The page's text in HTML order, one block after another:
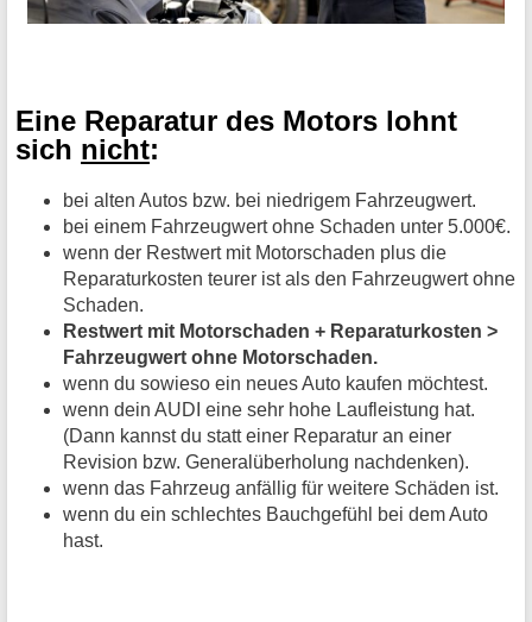
Eine Reparatur des Motors lohnt
sich nicht:
bei alten Autos bzw. bei niedrigem Fahrzeugwert.
bei einem Fahrzeugwert ohne Schaden unter 5.000€.
wenn der Restwert mit Motorschaden plus die
Reparaturkosten teurer ist als den Fahrzeugwert ohne
Schaden.
Restwert mit Motorschaden + Reparaturkosten >
Fahrzeugwert ohne Motorschaden.
wenn du sowieso ein neues Auto kaufen möchtest.
wenn dein AUDI eine sehr hohe Laufleistung hat.
(Dann kannst du statt einer Reparatur an einer
Revision bzw. Generalüberholung nachdenken).
wenn das Fahrzeug anfällig für weitere Schäden ist.
wenn du ein schlechtes Bauchgefühl bei dem Auto
hast.